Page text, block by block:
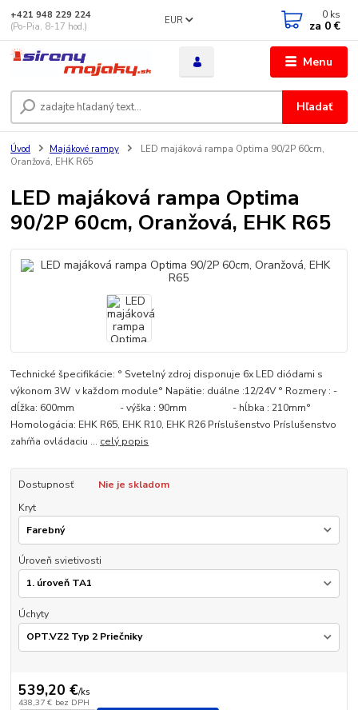
Menu
EUR
Hľadať
+421 948 229 224
(Po-Pia, 8-17 hod.)
0 ks
za 0 €
Úvod Majákové rampy
LED majáková rampa Optima 90/2P 60cm,
Oranžová, EHK R65
LED majáková rampa Optima
90/2P 60cm, Oranžová, EHK R65
Technické špecifikácie: ° Svetelný zdroj disponuje 6x LED diódami s
výkonom 3W v každom module° Napätie: duálne :12/24V ° Rozmery : -
dĺžka: 600mm - výška : 90mm - hĺbka : 210mm°
Homologácia: EHK R65, EHK R10, EHK R26 Príslušenstvo Príslušenstvo
zahŕňa ovládaciu ... celý popis
Dostupnosť
Nie je skladom
Kryt
Úroveň svietivosti
Úchyty
539,20 €/ks
438,37 € bez DPH